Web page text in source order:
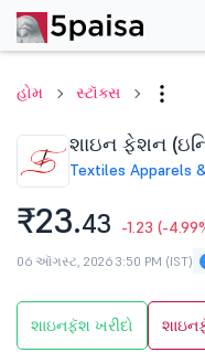
હોમ સ્ટૉક્સ
શાઇન ફેશન
Textiles Apparels
₹23.43 -1.23 (-
06 ઑગસ્ટ, 2026 3:50 PM (IST)
શાઇનફૅશ ખરીદો
પરફોર્મન્સફાઇનાન્શિયલ્સ